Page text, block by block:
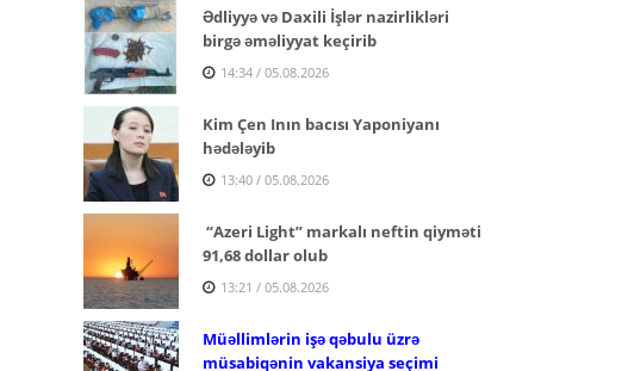
Ədliyyə və Daxili İşlər nazirlikləri
birgə əməliyyat keçirib
14:34 / 05.08.2026
Kim Çen Inın bacısı Yaponiyanı
hədələyib
13:40 / 05.08.2026
“Azeri Light” markalı neftin qiyməti
91,68 dollar olub
13:21 / 05.08.2026
Müəllimlərin işə qəbulu üzrə
müsabiqənin vakansiya seçimi